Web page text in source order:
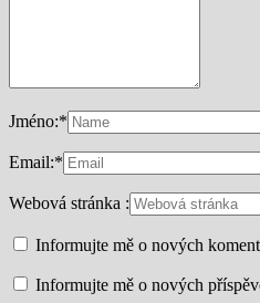
Jméno:*
Email:*
Webová stránka :
Informujte mě o nových
Informujte mě o nových